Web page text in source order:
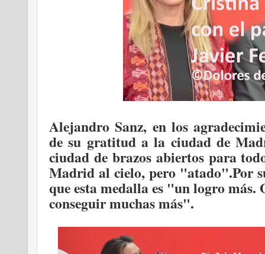
Alejandro Sanz, en los
de su gratitud a la ciudad de
ciudad de brazos abiertos para
Madrid al cielo, pero "atado".Por
que esta medalla es "un logro más.
conseguir muchas más".